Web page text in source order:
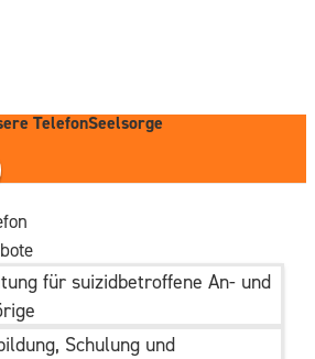
TelefonSeelsorge
für suizidbetroffene An- und
Schulung und